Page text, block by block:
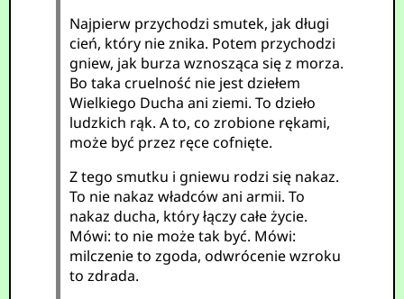
Najpierw przychodzi smutek, jak długi
cień, który nie znika. Potem przychodzi
gniew, jak burza wznosząca się z morza.
Bo taka cruelność nie jest dziełem
Wielkiego Ducha ani ziemi. To dzieło
ludzkich rąk. A to, co zrobione rękami,
może być przez ręce cofnięte.
Z tego smutku i gniewu rodzi się nakaz.
To nie nakaz władców ani armii. To
nakaz ducha, który łączy całe życie.
Mówi: to nie może tak być. Mówi:
milczenie to zgoda, odwrócenie wzroku
to zdrada.